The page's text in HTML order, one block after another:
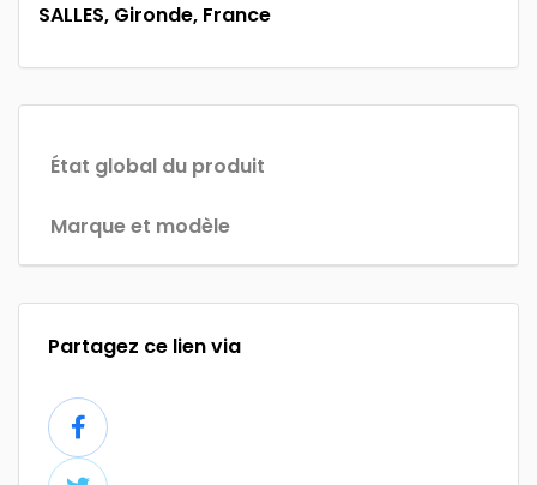
SALLES, Gironde, France
État global du produit
Marque et modèle
Partagez ce lien via